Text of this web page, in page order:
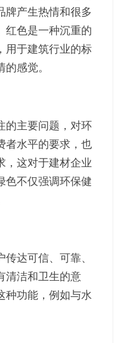
牌产生热情和很多
红色是一种沉重的
用于建筑行业的标
感觉。
的主要问题，对环
者水平的要求，也
，这对于建材企业
色不仅强调环保健
达可信、可靠、
清洁和卫生的意
种功能，例如与水